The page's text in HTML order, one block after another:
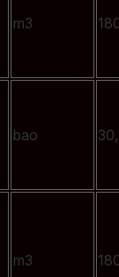
m3
bao
m3